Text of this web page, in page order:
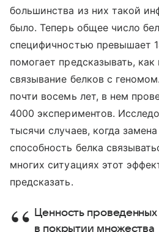
большинства из них такой
было. Теперь общее число
специфичностью превышает
помогает предсказывать,
связывание белков с
почти восемь лет, в нем
4000 экспериментов.
тысячи случаев, когда
способность белка
многих ситуациях этот
предсказать.
Ценность
в покрытии множества